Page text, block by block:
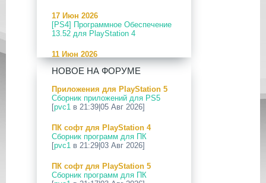
17 Июн 2026
[PS4] Программное Обеспечение
13.52 для PlayStation 4
11 Июн 2026
[PS5] Программное Обеспечение
26.04-13.40.00 для PlayStation 5
24 Апр 2026
[PS5] Программное Обеспечение
26.03-13.20.00 для PlayStation 5
12 Апр 2026
[PS Portal] Программное
Обеспечение 7.0.2 для PS Portal
09 Апр 2026
[PS3|CFW] webMAN MOD
НОВОЕ НА ФОРУМЕ
Приложения для PlayStation 5
Сборник приложений для PS5
[pvc1 в 21:39|05 Авг 2026]
ПК софт для PlayStation 4
Сборник программ для ПК
[pvc1 в 21:29|03 Авг 2026]
ПК софт для PlayStation 5
Сборник программ для ПК